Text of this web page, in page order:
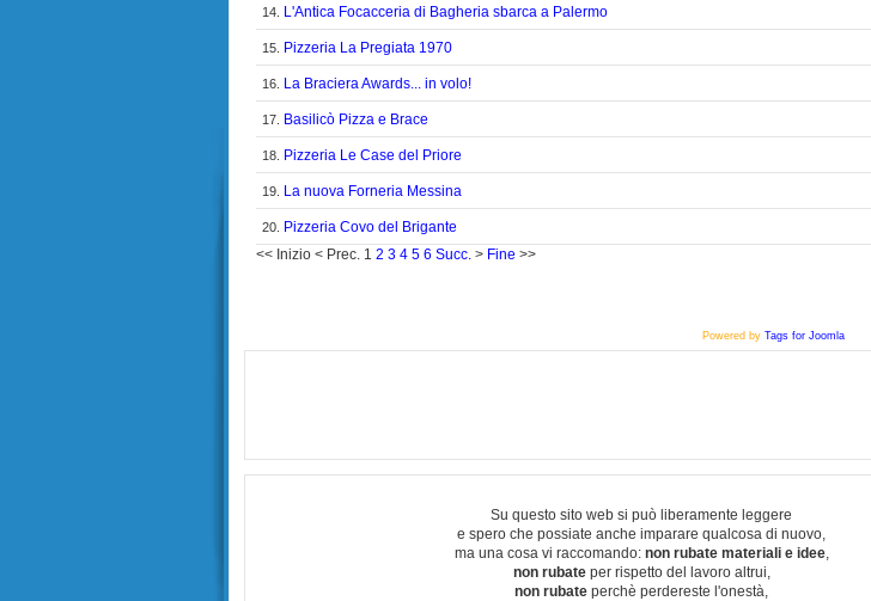
14. L'Antica Focacceria di Bagheria sbarca a Palermo
15. Pizzeria La Pregiata 1970
16. La Braciera Awards... in volo!
17. Basilicò Pizza e Brace
18. Pizzeria Le Case del Priore
19. La nuova Forneria Messina
20.
Pizzeria Covo del Brigante
<< Inizio< Prec. 1 2 3 4 5 6 Succ.> Fine >>
Powered by Tags for Joomla
Su questo sito web si può liberamente leggere
e spero che possiate anche imparare qualcosa di nuovo,
ma una cosa vi raccomando: non rubate materiali e idee,
non rubateper rispetto del lavoro altrui,
non rubate perchè perdereste l'onestà,